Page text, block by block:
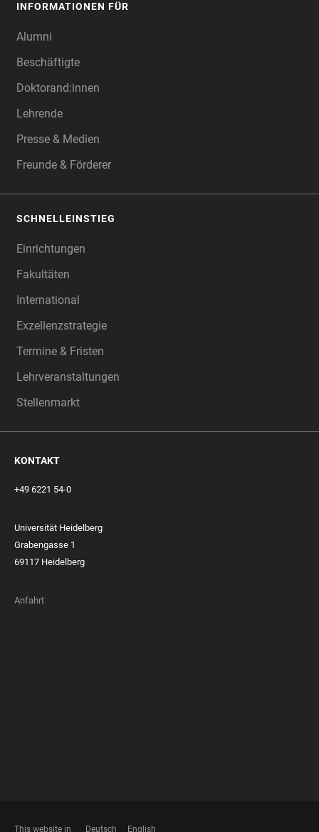
INFORMATIONEN FÜR
Alumni
Beschäftigte
Doktorand:innen
Lehrende
Presse & Medien
Freunde & Förderer
SCHNELLEINSTIEG
Einrichtungen
Fakultäten
International
Exzellenzstrategie
Termine & Fristen
Lehrveranstaltungen
Stellenmarkt
KONTAKT
+49 6221 54-0
Universität Heidelberg
Grabengasse 1
69117 Heidelberg
Anfahrt
This website in Deutsch English